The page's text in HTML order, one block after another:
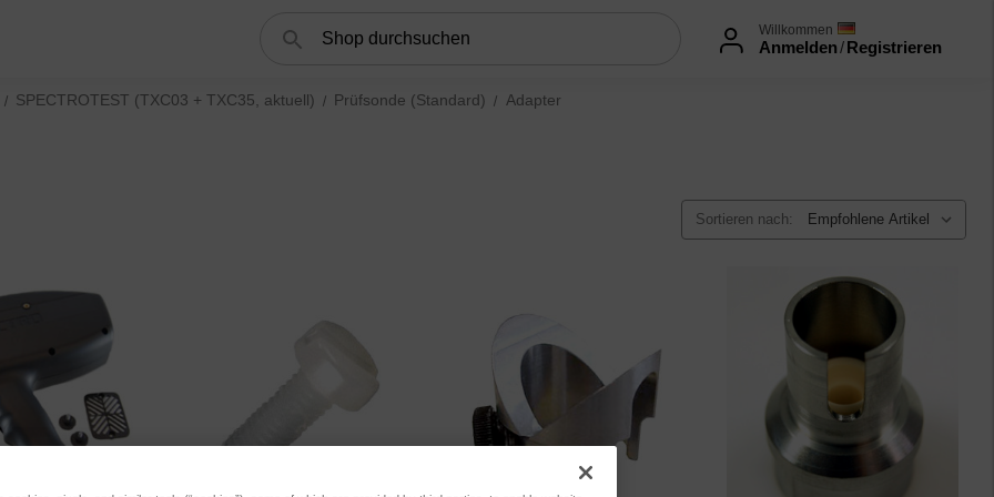
Willkommen
Anmelden/Registrieren
SPECTROTEST (TXC03 + TXC35, aktuell) Prüfsonde (Standard) Adapter
Sortieren nach: